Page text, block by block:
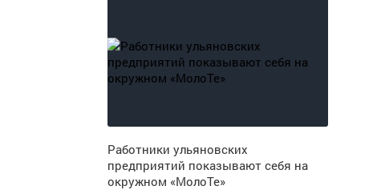
Работники ульяновских
предприятий показывают себя на
окружном «МолоТе»